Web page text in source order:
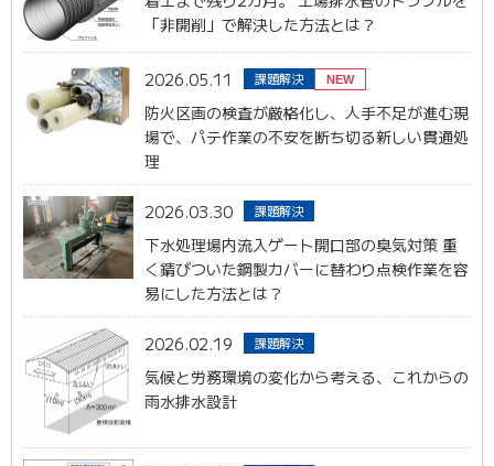
「非開削」で解決した方法とは？
2026.05.11 課題解決 NEW
防火区画の検査が厳格化し、人手不足が進む現
場で、パテ作業の不安を断ち切る新しい貫通処
理
2026.03.30 課題解決
下水処理場内流入ゲート開口部の臭気対策 重
く錆びついた鋼製カバーに替わり点検作業を容
易にした方法とは？
2026.02.19 課題解決
気候と労務環境の変化から考える、これからの
雨水排水設計